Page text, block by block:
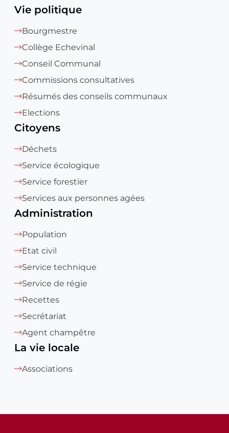
Vie politique
Bourgmestre
Collège Echevinal
Conseil Communal
Commissions consultatives
Résumés des conseils communaux
Elections
Citoyens
Déchets
Service écologique
Service forestier
Services aux personnes agées
Administration
Population
Etat civil
Service technique
Service de régie
Recettes
Secrétariat
Agent champêtre
La vie locale
Associations